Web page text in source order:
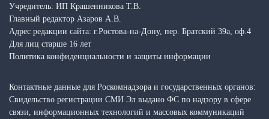
Учредитель: ИП Крашенникова Т.В.
Главный редактор Азаров А.В.
Адрес редакции сайта: г.Ростова-на-Дону, пер. Братский 39а, оф.4
Для лиц старше 16 лет
Политика конфиденциальности и защиты информации
Контактные данные для Роскомнадзора и государственных органов:
Свидельство регистрации СМИ Эл выдано ФС по надзору в сфере
связи, информационных технологий и массовых коммуникаций